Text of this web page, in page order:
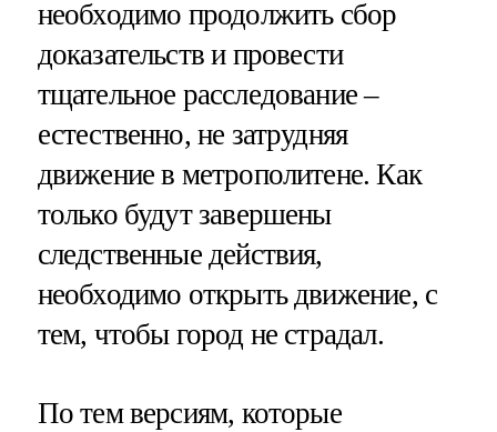
необходимо продолжить сбор
доказательств и провести
тщательное расследование –
естественно, не затрудняя
движение в метрополитене. Как
только будут завершены
следственные действия,
необходимо открыть движение, с
тем, чтобы город не страдал.
По тем версиям, которые